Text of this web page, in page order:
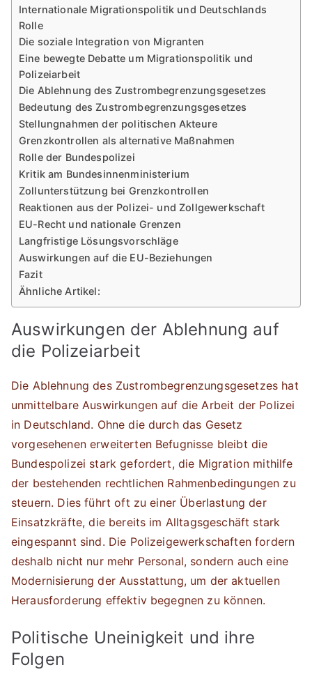
Internationale Migrationspolitik und Deutschlands
Rolle
Die soziale Integration von Migranten
Eine bewegte Debatte um Migrationspolitik und
Polizeiarbeit
Die Ablehnung des Zustrombegrenzungsgesetzes
Bedeutung des Zustrombegrenzungsgesetzes
Stellungnahmen der politischen Akteure
Grenzkontrollen als alternative Maßnahmen
Rolle der Bundespolizei
Kritik am Bundesinnenministerium
Zollunterstützung bei Grenzkontrollen
Reaktionen aus der Polizei- und Zollgewerkschaft
EU-Recht und nationale Grenzen
Langfristige Lösungsvorschläge
Auswirkungen auf die EU-Beziehungen
Fazit
Ähnliche Artikel:
Auswirkungen der Ablehnung auf
die Polizeiarbeit
Die Ablehnung des Zustrombegrenzungsgesetzes hat
unmittelbare Auswirkungen auf die Arbeit der Polizei
in Deutschland. Ohne die durch das Gesetz
vorgesehenen erweiterten Befugnisse bleibt die
Bundespolizei stark gefordert, die Migration mithilfe
der bestehenden rechtlichen Rahmenbedingungen zu
steuern. Dies führt oft zu einer Überlastung der
Einsatzkräfte, die bereits im Alltagsgeschäft stark
eingespannt sind. Die Polizeigewerkschaften fordern
deshalb nicht nur mehr Personal, sondern auch eine
Modernisierung der Ausstattung, um der aktuellen
Herausforderung effektiv begegnen zu können.
Politische Uneinigkeit und ihre
Folgen